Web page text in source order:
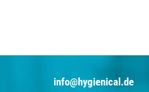
info@hygienical.de